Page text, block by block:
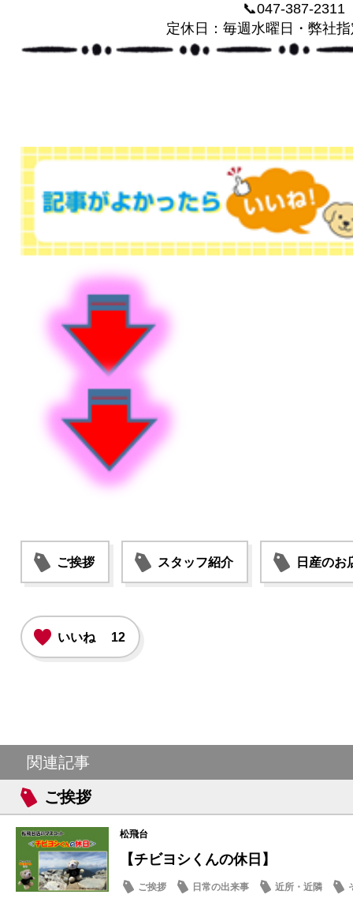
📞047-387-2311
定休日：毎週水曜日・弊社
ご挨拶 スタッフ紹介 日産のお
いいね 12
関連記事
ご挨拶
松飛台
【チビヨシくんの休日】
ご挨拶 日常の出来事 近所・近隣